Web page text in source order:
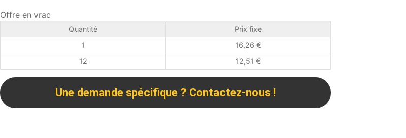
Offre en vrac
Quantité
Prix fixe
1
16,26 €
12
12,51 €
Une demande spécifique ? Contactez-nous !